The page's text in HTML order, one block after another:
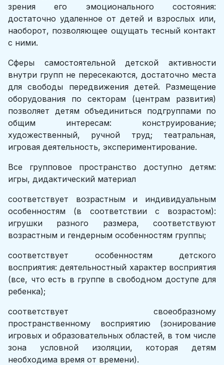
зрения его эмоционального состояния:
достаточно удаленное от детей и взрослых или,
наоборот, позволяющее ощущать тесный контакт
с ними.
Сферы самостоятельной детской активности
внутри групп не пересекаются, достаточно места
для свободы передвижения детей. Размещение
оборудования по секторам (центрам развития)
позволяет детям объединиться подгруппами по
общим интересам: конструирование;
художественный, ручной труд; театральная,
игровая деятельность, экспериментирование.
Все групповое пространство доступно детям:
игры, дидактический материал
соответствует возрастным и индивидуальным
особенностям (в соответствии с возрастом):
игрушки разного размера, соответствуют
возрастным и гендерным особенностям группы;
соответствует особенностям детского
восприятия: деятельностный характер восприятия
(все, что есть в группе в свободном доступе для
ребенка);
соответствует своеобразному
пространственному восприятию (зонирование
игровых и образовательных областей, в том числе
зона условной изоляции, которая детям
необходима время от времени).